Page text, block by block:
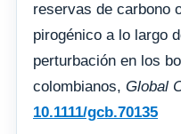
reservas de carbono
pirogénico a lo largo
perturbación en los
colombianos, Global
10.1111/gcb.70135